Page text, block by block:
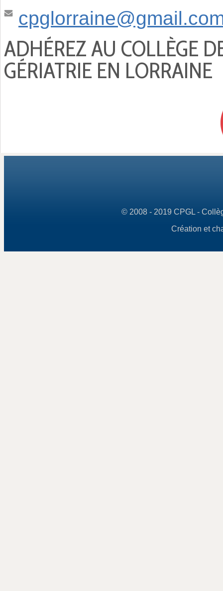
ADHÉREZ AU COLLÈGE
GÉRIATRIE EN LORRAINE
© 2008 - 2019 CPGL -
Création et